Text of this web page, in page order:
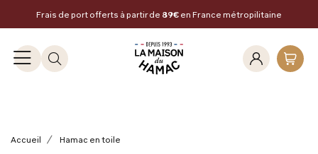
Frais de port offerts à partir de 89€ en France métropilitaine
Accueil Hamac en toile